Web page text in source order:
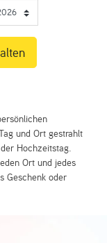
und Ort gestrahlt
Hochzeitstag.
Ort und jedes
Geschenk oder